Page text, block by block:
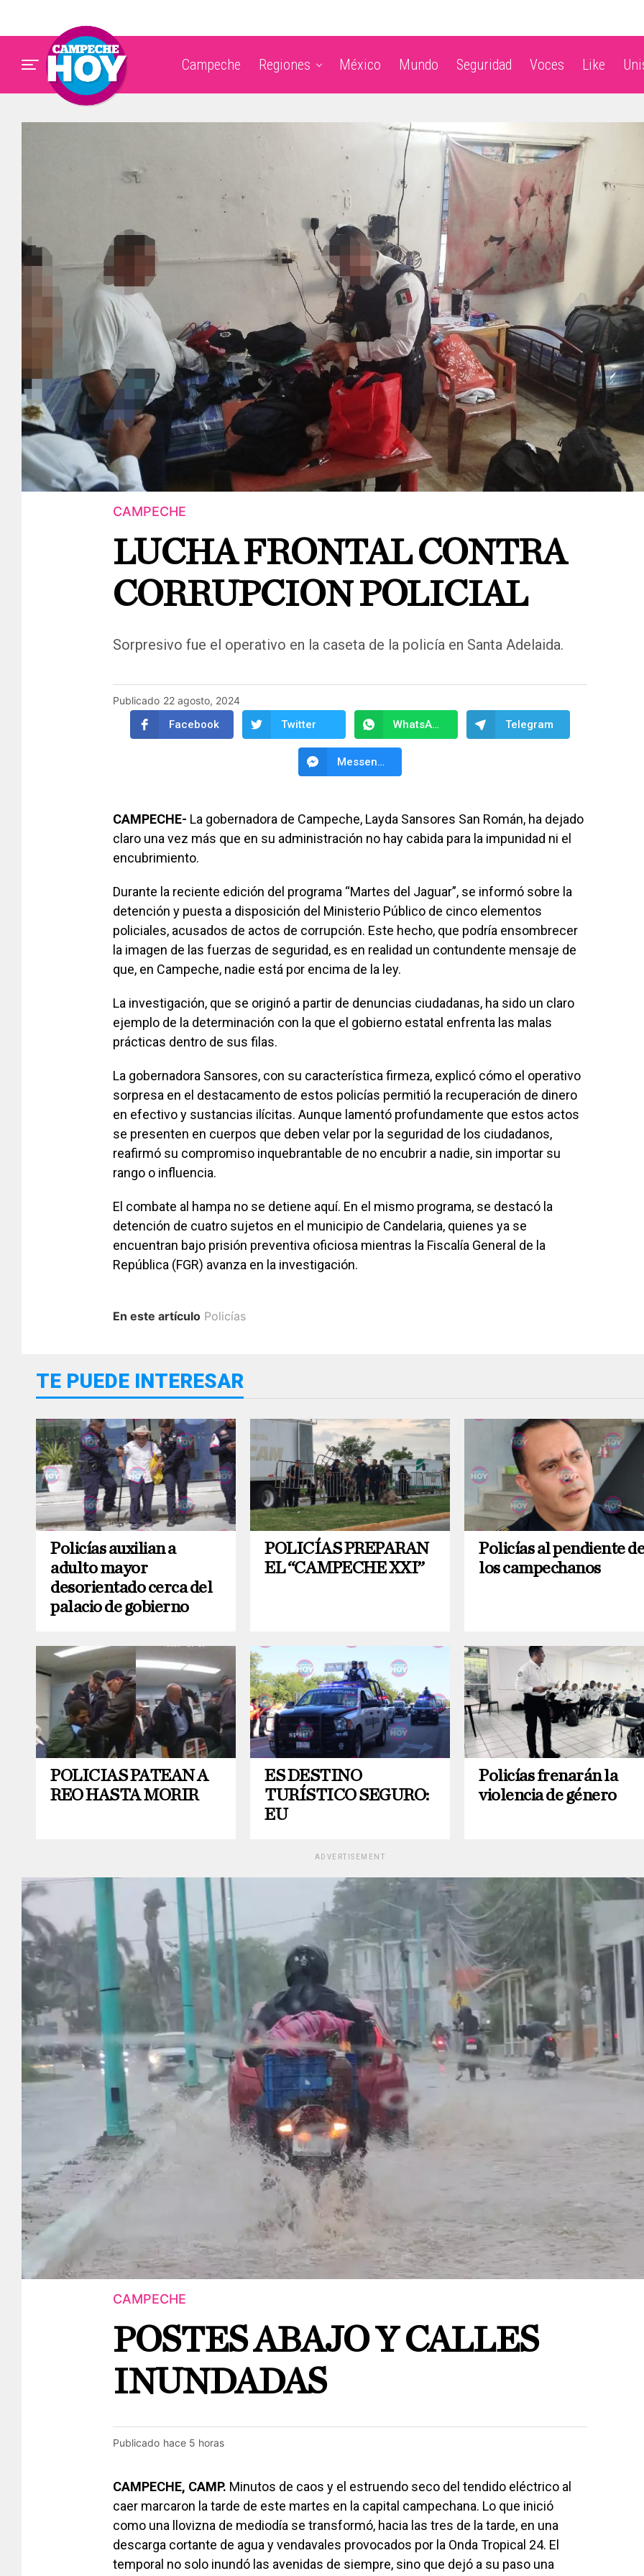
Campeche Regiones México Mundo Seguridad Voces Like
CAMPECHE
LUCHA FRONTAL CONTRA
CORRUPCION POLICIAL
Sorpresivo fue el operativo en la caseta de la policía en Santa Adelaida.
Publicado 22 agosto, 2024
Facebook Twitter WhatsApp Telegram
Messenger
CAMPECHE- La gobernadora de Campeche, Layda Sansores San Román, ha dejado
claro una vez más que en su administración no hay cabida para la impunidad ni el
encubrimiento.
Durante la reciente edición del programa “Martes del Jaguar”, se informó sobre la
detención y puesta a disposición del Ministerio Público de cinco elementos
policiales, acusados de actos de corrupción. Este hecho, que podría ensombrecer
la imagen de las fuerzas de seguridad, es en realidad un contundente mensaje de
que, en Campeche, nadie está por encima de la ley.
La investigación, que se originó a partir de denuncias ciudadanas, ha sido un claro
ejemplo de la determinación con la que el gobierno estatal enfrenta las malas
prácticas dentro de sus filas.
La gobernadora Sansores, con su característica firmeza, explicó cómo el operativo
sorpresa en el destacamento de estos policías permitió la recuperación de dinero
en efectivo y sustancias ilícitas. Aunque lamentó profundamente que estos actos
se presenten en cuerpos que deben velar por la seguridad de los ciudadanos,
reafirmó su compromiso inquebrantable de no encubrir a nadie, sin importar su
rango o influencia.
El combate al hampa no se detiene aquí. En el mismo programa, se destacó la
detención de cuatro sujetos en el municipio de Candelaria, quienes ya se
encuentran bajo prisión preventiva oficiosa mientras la Fiscalía General de la
República (FGR) avanza en la investigación.
En este artículo Policías
TE PUEDE INTERESAR
Policías auxilian a
adulto mayor
desorientado cerca del
palacio de gobierno
POLICÍAS PREPARAN
EL “CAMPECHE XXI”
Policías al pendiente
los campechanos
POLICIAS PATEAN A
REO HASTA MORIR
ES DESTINO
TURÍSTICO SEGURO:
EU
Policías frenarán la
violencia de género
ADVERTISEMENT
CAMPECHE
POSTES ABAJO Y CALLES
INUNDADAS
Publicado hace 5 horas
CAMPECHE, CAMP. Minutos de caos y el estruendo seco del tendido eléctrico al
caer marcaron la tarde de este martes en la capital campechana. Lo que inició
como una llovizna de mediodía se transformó, hacia las tres de la tarde, en una
descarga cortante de agua y vendavales provocados por la Onda Tropical 24. El
temporal no solo inundó las avenidas de siempre, sino que dejó a su paso una